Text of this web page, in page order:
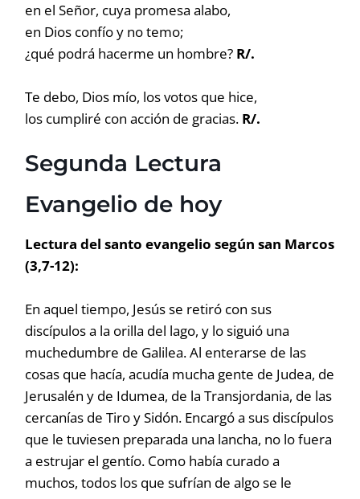
en el Señor, cuya promesa alabo,
en Dios confío y no temo;
¿qué podrá hacerme un hombre? R/.
Te debo, Dios mío, los votos que hice,
los cumpliré con acción de gracias. R/.
Segunda Lectura
Evangelio de hoy
Lectura del santo evangelio según san Marcos
(3,7-12):
En aquel tiempo, Jesús se retiró con sus
discípulos a la orilla del lago, y lo siguió una
muchedumbre de Galilea. Al enterarse de las
cosas que hacía, acudía mucha gente de Judea, de
Jerusalén y de Idumea, de la Transjordania, de las
cercanías de Tiro y Sidón. Encargó a sus discípulos
que le tuviesen preparada una lancha, no lo fuera
a estrujar el gentío. Como había curado a
muchos, todos los que sufrían de algo se le